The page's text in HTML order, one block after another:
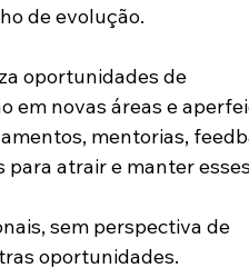
de evolução.
oportunidades de
em novas áreas e
mentorias,
atrair e manter
sem perspectiva de
oportunidades.